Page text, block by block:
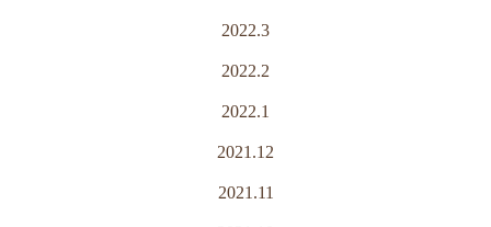
2022.3
2022.2
2022.1
2021.12
2021.11